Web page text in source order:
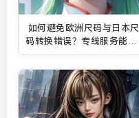
如何避免欧洲尺码与日本尺
码转换错误？专线服务能提
供不卡顿的购物体验吗？